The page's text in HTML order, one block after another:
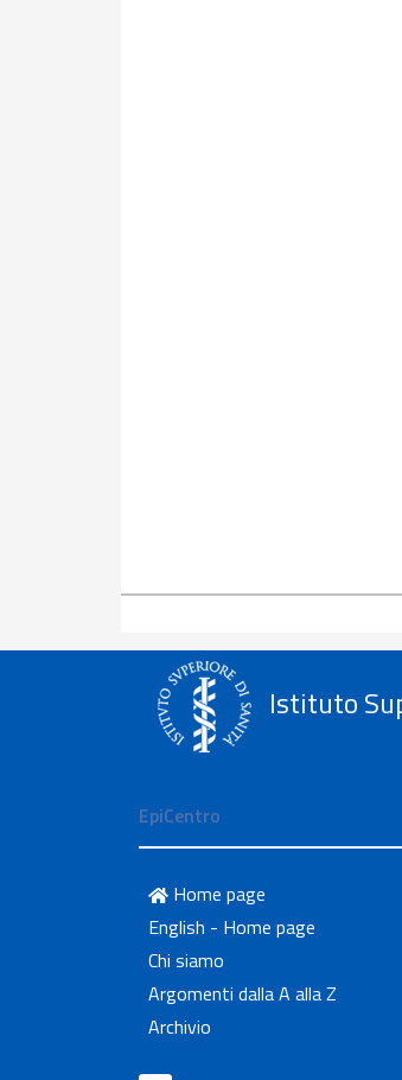
Istituto
EpiCentro
Home page
English - Home page
Chi siamo
Argomenti dalla A alla Z
Archivio